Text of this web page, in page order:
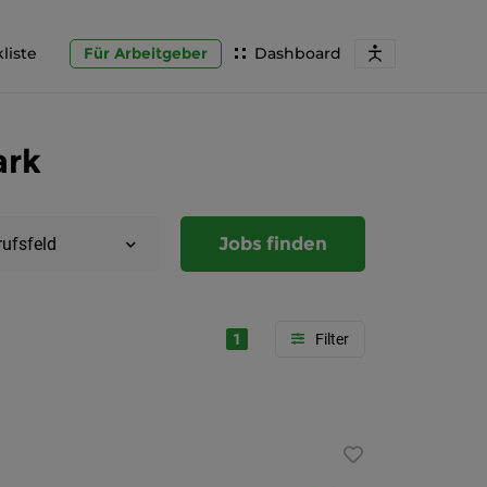
Dashboard
Für Arbeitgeber
Jobs finden
1